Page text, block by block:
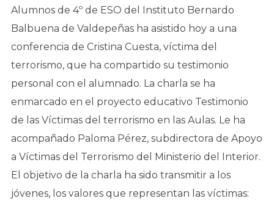
Alumnos de 4º de ESO del Instituto Bernardo
Balbuena de Valdepeñas ha asistido hoy a una
conferencia de Cristina Cuesta, víctima del
terrorismo, que ha compartido su testimonio
personal con el alumnado. La charla se ha
enmarcado en el proyecto educativo Testimonio
de las Víctimas del terrorismo en las Aulas. Le ha
acompañado Paloma Pérez, subdirectora de Apoyo
a Víctimas del Terrorismo del Ministerio del Interior.
El objetivo de la charla ha sido transmitir a los
jóvenes, los valores que representan las víctimas: